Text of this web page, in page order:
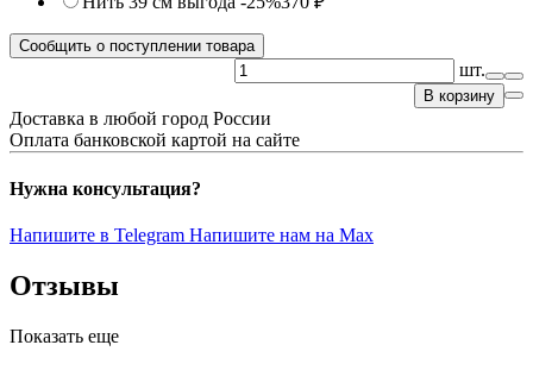
Сообщить о поступлении товара
шт.
В корзину
Доставка в любой город России
Оплата банковской картой на сайте
Нужна консультация?
Напишите в Telegram Напишите нам на Max
Отзывы
Показать еще